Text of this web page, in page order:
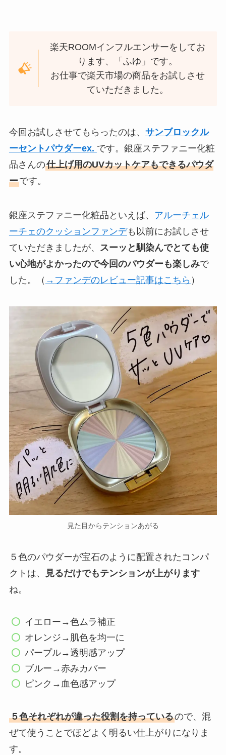
楽天ROOMインフルエンサーをしてお
ります、「ふゆ」です。
お仕事で楽天市場の商品をお試しさせ
ていただきました。
今回お試しさせてもらったのは、 サンブロックル
ーセントパウダーex. です。銀座ステファニー化粧
品さんの仕上げ用のUVカットケアもできるパウダ
ーです。
銀座ステファニー化粧品といえば、 アルーチェル
ーチェのクッションファンデも以前にお試しさせ
ていただきましたが、
スーッと馴染んでとても使
い心地がよかったので今回のパウダーも楽しみで
した。（ →ファンデのレビュー記事はこちら ）
見た目からテンションあがる
５色のパウダーが宝石のように配置されたコンパ
クトは、
見るだけでもテンションが上がります
ね。
イエロー→色ムラ補正
オレンジ→肌色を均一に
パープル→透明感アップ
ブルー→赤みカバー
ピンク→血色感アップ
５色それぞれが違った役割を持っているので、混
ぜて使うことでほどよく明るい仕上がりになりま
す。